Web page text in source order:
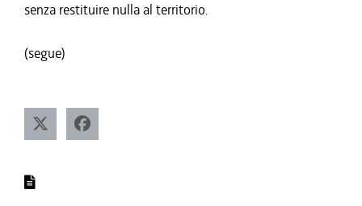
senza restituire nulla al territorio.
(segue)